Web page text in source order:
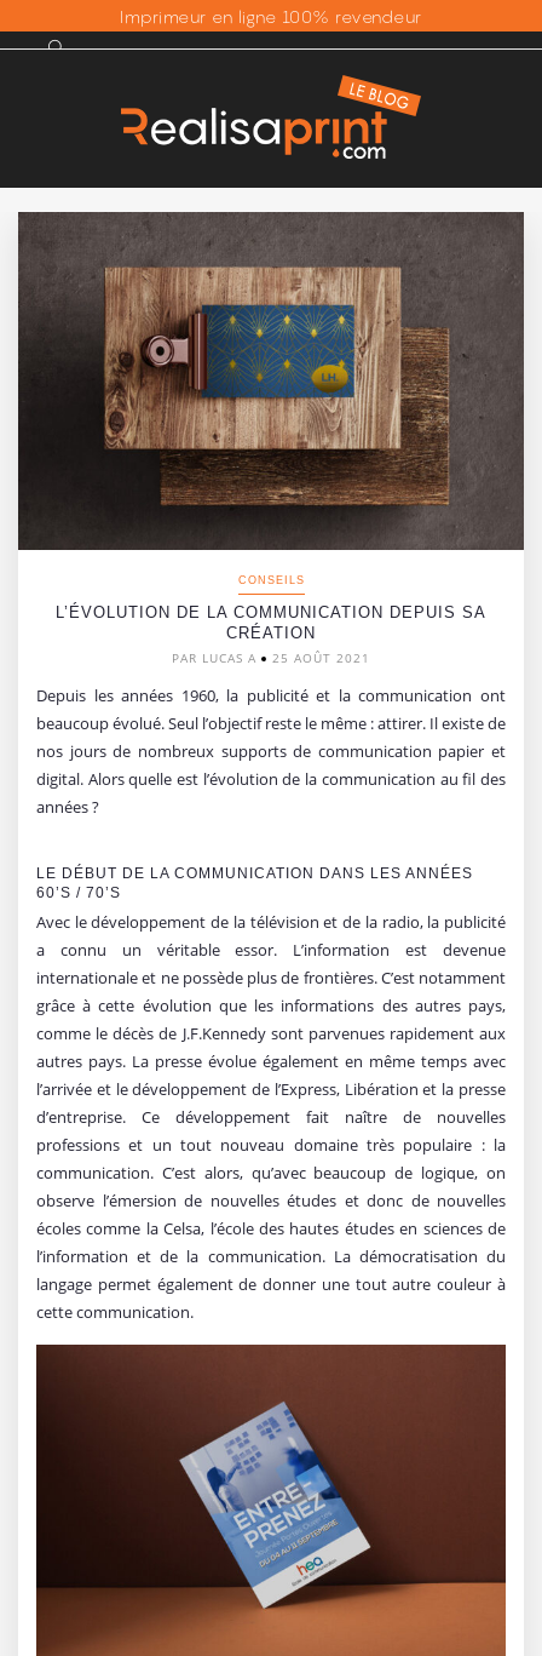
Imprimeur en ligne 100% revendeur
CONSEILS
L’ÉVOLUTION DE LA COMMUNICATION DEPUIS SA
CRÉATION
PAR LUCAS A 25 AOÛT 2021
Depuis les années 1960, la publicité et la communication ont
beaucoup évolué. Seul l’objectif reste le même : attirer. Il existe de
nos jours de nombreux supports de communication papier et
digital. Alors quelle est l’évolution de la communication au fil des
années ?
LE DÉBUT DE LA COMMUNICATION DANS LES ANNÉES
60’S / 70’S
Avec le développement de la télévision et de la radio, la publicité
a connu un véritable essor. L’information est devenue
internationale et ne possède plus de frontières. C’est notamment
grâce à cette évolution que les informations des autres pays,
comme le décès de J.F.Kennedy sont parvenues rapidement aux
autres pays. La presse évolue également en même temps avec
l’arrivée et le développement de l’Express, Libération et la presse
d’entreprise. Ce développement fait naître de nouvelles
professions et un tout nouveau domaine très populaire : la
communication. C’est alors, qu’avec beaucoup de logique, on
observe l’émersion de nouvelles études et donc de nouvelles
écoles comme la Celsa, l’école des hautes études en sciences de
l’information et de la communication. La démocratisation du
langage permet également de donner une tout autre couleur à
cette communication.